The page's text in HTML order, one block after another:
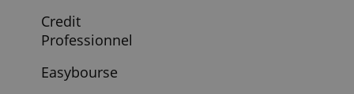
Compte Jazz De
Societe Generale
Compte Nickel